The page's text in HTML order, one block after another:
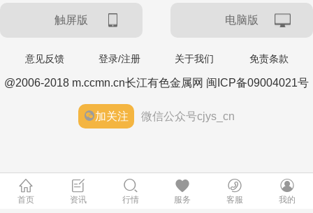
触屏版 电脑版
意见反馈 登录/注册 关于我们 免责条款
@2006-2018 m.ccmn.cn长江有色金属网 闽ICP备09004021号
加关注 微信公众号cjys_cn
首页 资讯 行情 服务 客服 我的